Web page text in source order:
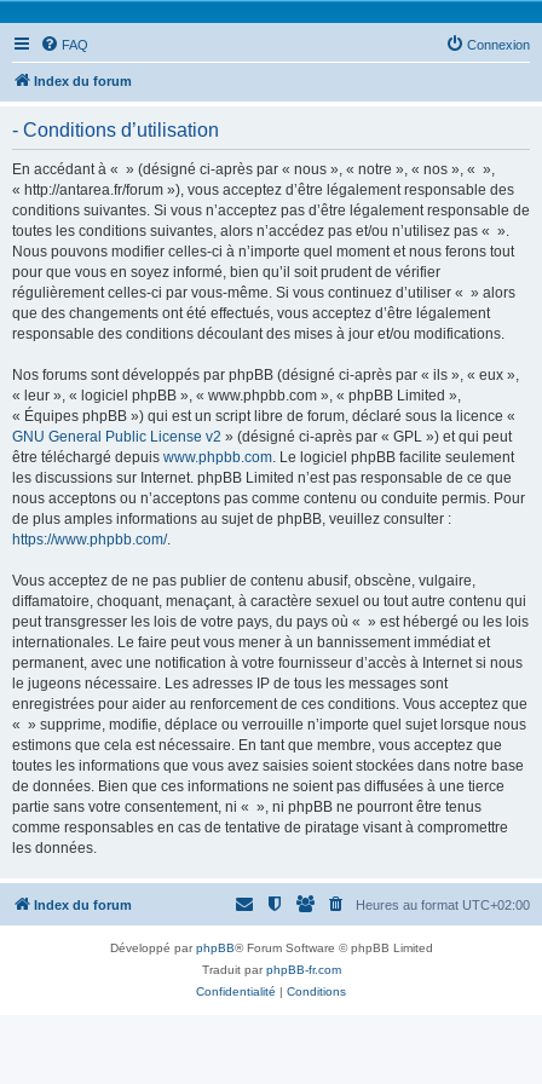
FAQ Connexion
Index du forum
- Conditions d’utilisation
En accédant à « » (désigné ci-après par « nous », « notre », « nos », « »,
« http://antarea.fr/forum »), vous acceptez d’être légalement responsable des
conditions suivantes. Si vous n’acceptez pas d’être légalement responsable de
toutes les conditions suivantes, alors n’accédez pas et/ou n’utilisez pas « ».
Nous pouvons modifier celles-ci à n’importe quel moment et nous ferons tout
pour que vous en soyez informé, bien qu’il soit prudent de vérifier
régulièrement celles-ci par vous-même. Si vous continuez d’utiliser « » alors
que des changements ont été effectués, vous acceptez d’être légalement
responsable des conditions découlant des mises à jour et/ou modifications.
Nos forums sont développés par phpBB (désigné ci-après par « ils », « eux »,
« leur », « logiciel phpBB », « www.phpbb.com », « phpBB Limited »,
« Équipes phpBB ») qui est un script libre de forum, déclaré sous la licence «
GNU General Public License v2 » (désigné ci-après par « GPL ») et qui peut
être téléchargé depuis www.phpbb.com. Le logiciel phpBB facilite seulement
les discussions sur Internet. phpBB Limited n’est pas responsable de ce que
nous acceptons ou n’acceptons pas comme contenu ou conduite permis. Pour
de plus amples informations au sujet de phpBB, veuillez consulter :
https://www.phpbb.com/.
Vous acceptez de ne pas publier de contenu abusif, obscène, vulgaire,
diffamatoire, choquant, menaçant, à caractère sexuel ou tout autre contenu qui
peut transgresser les lois de votre pays, du pays où « » est hébergé ou les lois
internationales. Le faire peut vous mener à un bannissement immédiat et
permanent, avec une notification à votre fournisseur d’accès à Internet si nous
le jugeons nécessaire. Les adresses IP de tous les messages sont
enregistrées pour aider au renforcement de ces conditions. Vous acceptez que
« » supprime, modifie, déplace ou verrouille n’importe quel sujet lorsque nous
estimons que cela est nécessaire. En tant que membre, vous acceptez que
toutes les informations que vous avez saisies soient stockées dans notre base
de données. Bien que ces informations ne soient pas diffusées à une tierce
partie sans votre consentement, ni « », ni phpBB ne pourront être tenus
comme responsables en cas de tentative de piratage visant à compromettre
les données.
Index du forum Heures au format UTC+02:00
Développé parphpBB® Forum Software © phpBB Limited
Traduit parphpBB-fr.com
Confidentialité | Conditions